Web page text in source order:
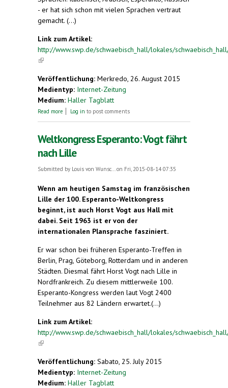
- er hat sich schon mit vielen Sprachen vertraut
gemacht. (...)
Link zum Artikel:
http://www.swp.de/schwaebisch_hall/lokales/
(link is external)
Veröffentlichung: Merkredo, 26. August 2015
Medientyp: Internet-Zeitung
Medium: Haller Tagblatt
Read more about Klaus Demmel erhält Post aus dem
Log in to post comments
Weltkongress Esperanto: Vogt fährt
nach Lille
Submitted by Louis von Wunsc... on Fri, 2015-08-14 07:35
Wenn am heutigen Samstag im französischen
Lille der 100. Esperanto-Weltkongress
beginnt, ist auch Horst Vogt aus Hall mit
dabei. Seit 1963 ist er von der
internationalen Plansprache fasziniert.
Er war schon bei früheren Esperanto-Treffen in
Berlin, Prag, Göteborg, Rotterdam und in anderen
Städten. Diesmal fährt Horst Vogt nach Lille in
Nordfrankreich. Zu diesem mittlerweile 100.
Esperanto-Kongress werden laut Vogt 2400
Teilnehmer aus 82 Ländern erwartet.(...)
Link zum Artikel:
http://www.swp.de/schwaebisch_hall/lokales/
(link is external)
Veröffentlichung: Sabato, 25. July 2015
Medientyp: Internet-Zeitung
Medium: Haller Tagblatt